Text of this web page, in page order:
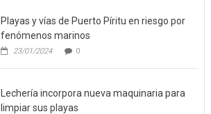
Playas y vías de Puerto Píritu en riesgo por
fenómenos marinos
23/01/2024 0
Lechería incorpora nueva maquinaria para
limpiar sus playas